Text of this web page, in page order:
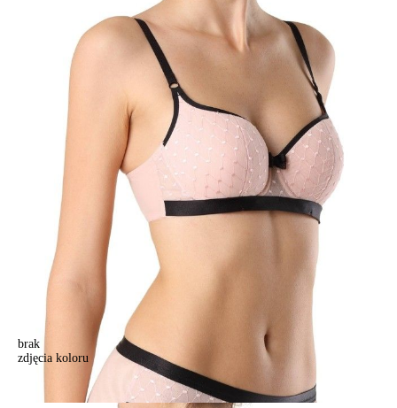
brak
zdjęcia koloru
Biustonosz CE VOGUE TB5091, r.70E, kamea
Biustonosz CE VOGUE TB5091, r.70E, kamea
155,90 zł